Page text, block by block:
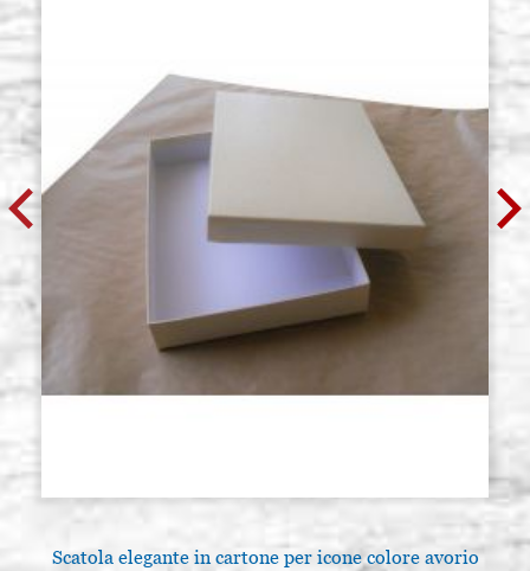
Scatola elegante in cartone per icone colore avorio